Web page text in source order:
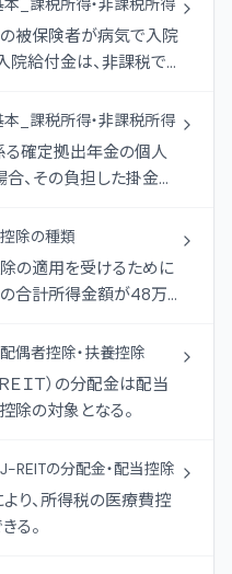
_課税所得・非課税所得
被保険者が病気で入院
院給付金は、非課税で
_課税所得・非課税所得
る確定拠出年金の個人
、その負担した掛金
除の種類
の適用を受けるために
合計所得金額が48万
偶者控除・扶養控除
ＩＴ）の分配金は配当
除の対象となる。
REITの分配金・配当控除
り、所得税の医療費控
る。